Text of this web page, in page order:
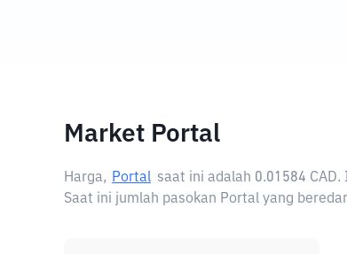
Market Portal
Harga, Portal saat ini adalah 0.01584 CAD.
Saat ini jumlah pasokan Portal yang